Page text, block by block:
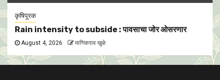
कृषिपूरक
Rain intensity to subside : पावसाचा जोर ओसरणार
August 4, 2026 माणिकराव खुळे